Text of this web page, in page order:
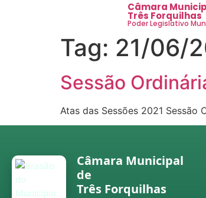
Câmara
Três Forquilhas
Poder Legislativo
Tag: 21/06/
Sessão
Atas das Sessões 2021 Sessão
Câmara Municipal
de
Três Forquilhas